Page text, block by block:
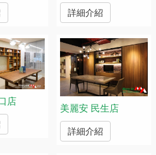
詳細介紹
店
美麗安 民生店
詳細介紹